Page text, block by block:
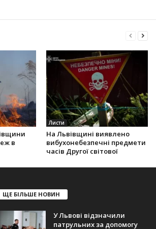
в
Листи
На Львівщині виявлено
вибухонебезпечні предмети
часів Другої світової
ЩЕ БІЛЬШЕ НОВИН
У Львові відзначили
патрульних за допомогу